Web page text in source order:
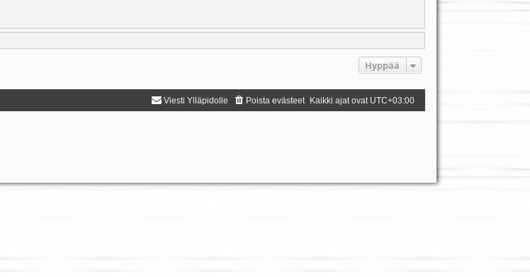
Hyppää
Kaikki ajat ovat UTC+03:00
Poista evästeet
Viesti Ylläpidolle